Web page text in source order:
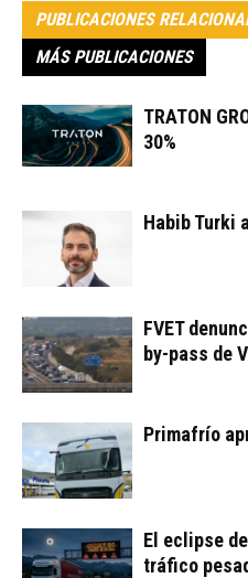
PUBLICACIONES
MÁS PUBLICACIONES
TRATON
30%
Habib Turki
FVET
by-pass de
Primafrío
El eclipse
tráfico